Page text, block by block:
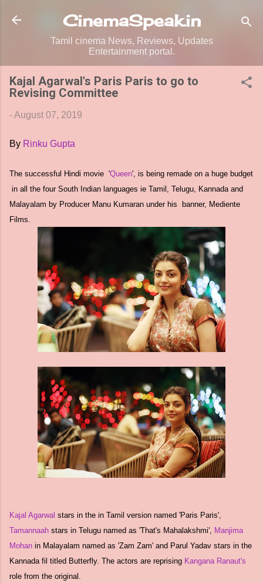
Skip to main content
CinemaSpeak.in
Tamil cinema News, Reviews, Updates
Entertainment portal.
Kajal Agarwal's Paris Paris to go to
Revising Committee
-August 07, 2019
By Rinku Gupta
The successful Hindi movie 'Queen', is being remade on a huge budget
in all the four South Indian languages ie Tamil, Telugu, Kannada and
Malayalam by Producer Manu Kumaran under his banner, Mediente
Films.
Kajal Agarwal stars in the in Tamil version named 'Paris Paris',
Tamannaah stars in Telugu named as 'That's Mahalakshmi', Manjima
Mohan in Malayalam named as 'Zam Zam' and Parul Yadav stars in the
Kannada fil titled Butterfly. The actors are reprising Kangana Ranaut's
role from the original.